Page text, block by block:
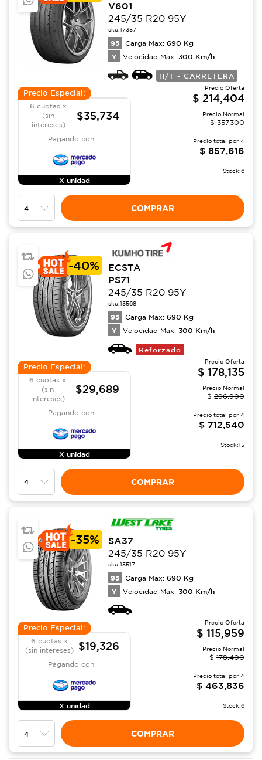
V601
245/35 R20 95Y
sku:17357
95 Carga Max: 690 Kg
Y Velocidad Max: 300 Km/h
H/T - CARRETERA
Precio Especial:
6 cuotas x
(sin
intereses)
$35,734
Pagando con:
X unidad
Precio Oferta
$ 214,404
Precio Normal
$ 357,300
Precio total por 4
$ 857,616
Stock:6
COMPRAR
-40%
ECSTA
PS71
245/35 R20 95Y
sku:13568
95 Carga Max: 690 Kg
Y Velocidad Max: 300 Km/h
Reforzado
Precio Especial:
6 cuotas x
(sin
intereses)
$29,689
Pagando con:
X unidad
Precio Oferta
$ 178,135
Precio Normal
$ 296,900
Precio total por 4
$ 712,540
Stock:15
COMPRAR
-35%
SA37
245/35 R20 95Y
sku:15517
95 Carga Max: 690 Kg
Y Velocidad Max: 300 Km/h
Precio Especial:
6 cuotas x
(sin intereses)
$19,326
Pagando con:
X unidad
Precio Oferta
$ 115,959
Precio Normal
$ 178,400
Precio total por 4
$ 463,836
Stock:6
COMPRAR